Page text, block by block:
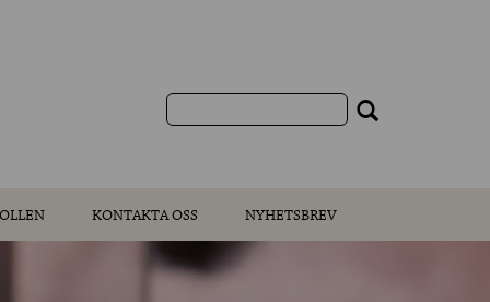
KONTAKTA OSS NYHETSBREV